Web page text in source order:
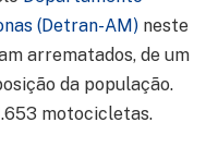
(Detran-AM) neste
arrematados, de um
da população.
motocicletas.